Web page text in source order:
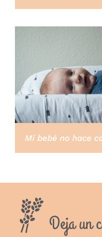
Mi bebé no hace
Deja un